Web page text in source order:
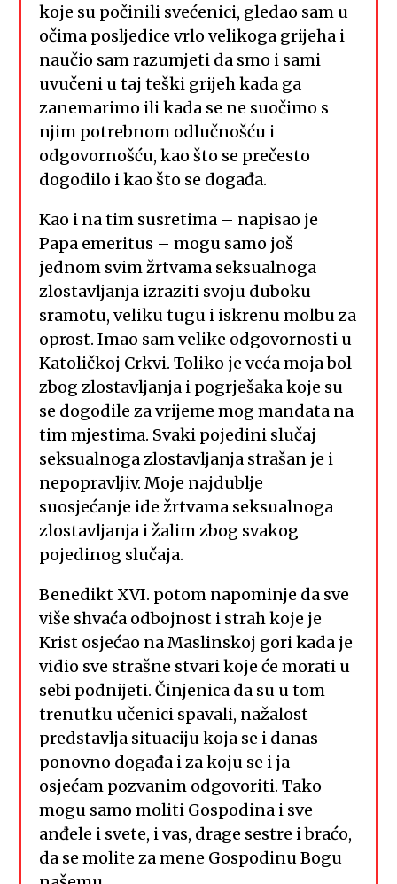
koje su počinili svećenici, gledao sam u
očima posljedice vrlo velikoga grijeha i
naučio sam razumjeti da smo i sami
uvučeni u taj teški grijeh kada ga
zanemarimo ili kada se ne suočimo s
njim potrebnom odlučnošću i
odgovornošću, kao što se prečesto
dogodilo i kao što se događa.
Kao i na tim susretima – napisao je
Papa emeritus – mogu samo još
jednom svim žrtvama seksualnoga
zlostavljanja izraziti svoju duboku
sramotu, veliku tugu i iskrenu molbu za
oprost. Imao sam velike odgovornosti u
Katoličkoj Crkvi. Toliko je veća moja bol
zbog zlostavljanja i pogrješaka koje su
se dogodile za vrijeme mog mandata na
tim mjestima. Svaki pojedini slučaj
seksualnoga zlostavljanja strašan je i
nepopravljiv. Moje najdublje
suosjećanje ide žrtvama seksualnoga
zlostavljanja i žalim zbog svakog
pojedinog slučaja.
Benedikt XVI. potom napominje da sve
više shvaća odbojnost i strah koje je
Krist osjećao na Maslinskoj gori kada je
vidio sve strašne stvari koje će morati u
sebi podnijeti. Činjenica da su u tom
trenutku učenici spavali, nažalost
predstavlja situaciju koja se i danas
ponovno događa i za koju se i ja
osjećam pozvanim odgovoriti. Tako
mogu samo moliti Gospodina i sve
anđele i svete, i vas, drage sestre i braćo,
da se molite za mene Gospodinu Bogu